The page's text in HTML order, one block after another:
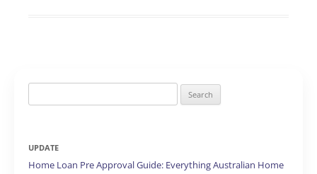
for:
UPDATE
Home Loan Pre Approval Guide: Everything Australian Home